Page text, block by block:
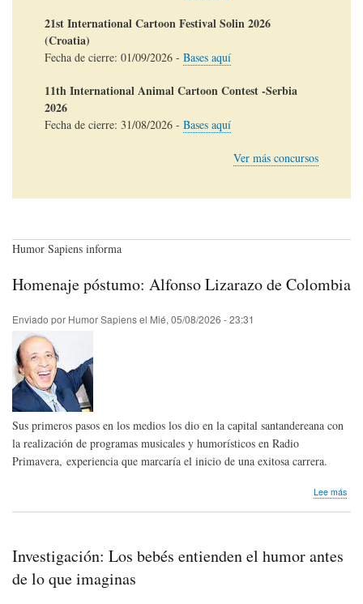
21st International Cartoon Festival Solin 2026
(Croatia)
Fecha de cierre: 01/09/2026 - Bases aquí
11th International Animal Cartoon Contest -Serbia
2026
Fecha de cierre: 31/08/2026 - Bases aquí
Ver más concursos
Humor Sapiens informa
Homenaje póstumo: Alfonso Lizarazo de Colombia
Enviado por Humor Sapiensel Mié, 05/08/2026 - 23:31
Sus primeros pasos en los medios los dio en la capital santandereana con
la realización de programas musicales y humorísticos en Radio
Primavera, experiencia que marcaría el inicio de una exitosa carrera.
Lee más
Investigación: Los bebés entienden el humor antes
de lo que imaginas